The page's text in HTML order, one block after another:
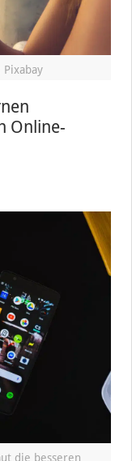
Online-
die besseren